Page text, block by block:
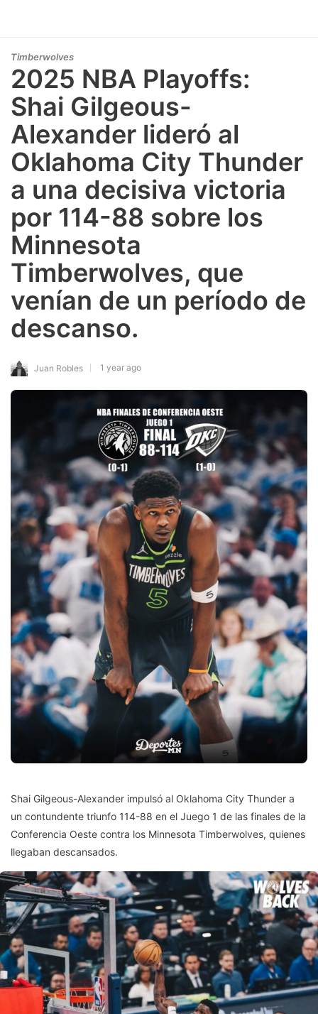
Timberwolves
2025 NBA Playoffs:
Shai Gilgeous-
Alexander lideró al
Oklahoma City Thunder
a una decisiva victoria
por 114-88 sobre los
Minnesota
Timberwolves, que
venían de un período de
descanso.
Juan Robles 1 year ago
Shai Gilgeous-Alexander impulsó al Oklahoma City Thunder a
un contundente triunfo 114-88 en el Juego 1 de las finales de la
Conferencia Oeste contra los Minnesota Timberwolves, quienes
llegaban descansados.